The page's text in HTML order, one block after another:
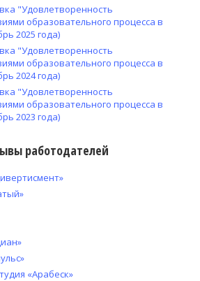
"Удовлетворенность
образовательного процесса в
2025 года)
"Удовлетворенность
образовательного процесса в
2024 года)
"Удовлетворенность
образовательного процесса в
2023 года)
работодателей
«Арабеск»